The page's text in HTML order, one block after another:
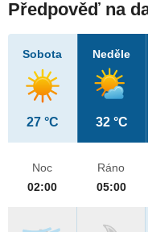
Předpověď na
Sobota
27 °C
Neděle
32 °C
Noc
02:00
Ráno
05:00